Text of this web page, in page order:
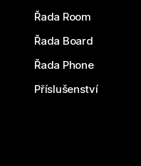
Řada Room
Řada Board
Řada Phone
Příslušenství